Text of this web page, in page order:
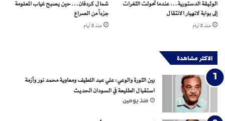
الوثيقة الدستورية… عندما تحولت الثغرات
إلى بوابة لانهيار الانتقال
منذ 3 أيام
شمال كردفان… حين يصبح غياب المعلومة
جزءاً من الصراع
منذ 3 أيام
الاكثر مشاهدة
بين الثورة والوعي: علي عبد اللطيف ومعاوية محمد نور وأزمة
استقبال الطليعة في السودان الحديث
منذ يومين